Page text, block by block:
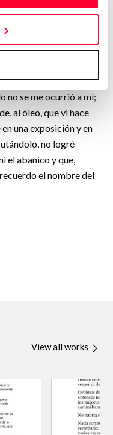
por qué "Telas de
y ello es por algo tan
todas las vidas, son
las unas
no se me ocurrió a mí;
al óleo, que vi hace
una exposición y en
no logré
el abanico y que,
el nombre del
View all works